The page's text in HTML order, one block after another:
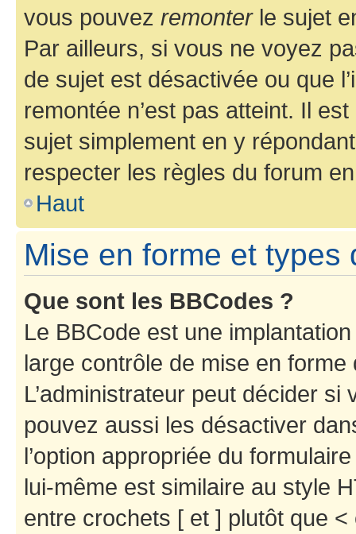
vous pouvez remonterle sujet
Par ailleurs, si vous ne voyez
de sujet est désactivée ou que
remontée n’est pas atteint. Il
sujet simplement en y
respecter les règles du forum
Haut
Mise en forme et types
Que sont les BBCodes ?
Le BBCode est une
large contrôle de mise en forme
L’administrateur peut décider
pouvez aussi les désactiver
l’option appropriée du
lui-même est similaire au style
entre crochets [ et ] plutôt que